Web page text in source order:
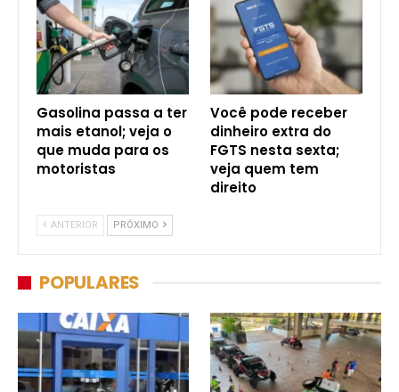
Gasolina passa a ter
mais etanol; veja o
que muda para os
motoristas
Você pode receber
dinheiro extra do
FGTS nesta sexta;
veja quem tem
direito
ANTERIOR PRÓXIMO
POPULARES